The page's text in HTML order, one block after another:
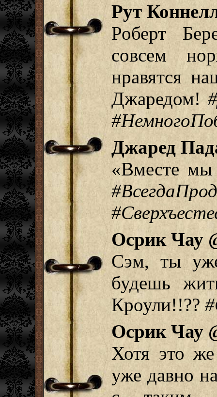
Рут
Роберт
совсем
нравятся
Джаредом!
Джаред
«Вместе мы
Осрик Чау
Сэм, ты
будешь
Кроули!!??
Осрик Чау
Хотя это
уже давно